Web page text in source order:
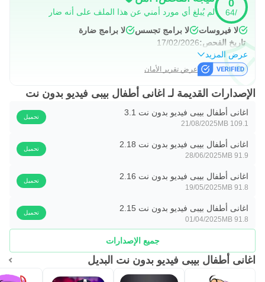
0
/64
لم يُبلغ أي مورد أمني عن هذا الملف على أنه ضار
لا فيروسات
لا برامج تجسس
لا برامج ضارة
تاريخ الفحص:17/02/2026
عرض المزيد
عرض تقرير الأمان
الإصدارات القديمة لـ اغانى أطفال بيبى فيديو بدون نت
اغانى أطفال بيبى فيديو بدون نت 3.1
109.1 MB
21/08/2025
تحميل
اغانى أطفال بيبى فيديو بدون نت 2.18
91.9 MB
28/06/2025
تحميل
اغانى أطفال بيبى فيديو بدون نت 2.16
91.8 MB
19/05/2025
تحميل
اغانى أطفال بيبى فيديو بدون نت 2.15
91.8 MB
01/04/2025
تحميل
جميع الإصدارات
اغانى أطفال بيبى فيديو بدون نت البديل